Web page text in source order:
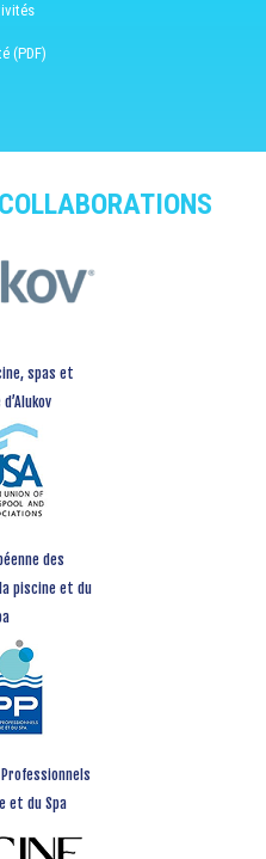
(PDF)
spas et
des
piscine et du
et du Spa